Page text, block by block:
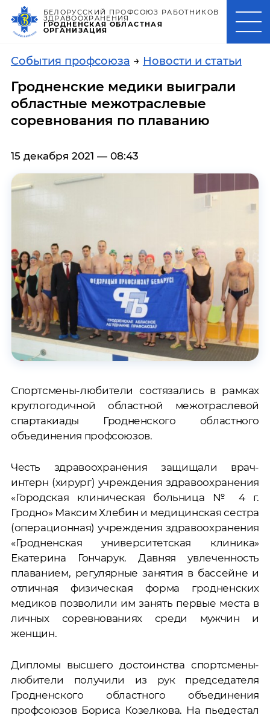
БЕЛОРУССКИЙ ПРОФСОЮЗ РАБОТНИКОВ
ЗДРАВООХРАНЕНИЯ
ГРОДНЕНСКАЯ ОБЛАСТНАЯ
ОРГАНИЗАЦИЯ
События профсоюза → Новости и статьи
Гродненские медики выиграли
областные межотраслевые
соревнования по плаванию
15 декабря 2021 — 08:43
Спортсмены-любители состязались в рамках
круглогодичной областной межотраслевой
спартакиады Гродненского областного
объединения профсоюзов.
Честь здравоохранения защищали врач-
интерн (хирург) учреждения здравоохранения
«Городская клиническая больница № 4 г.
Гродно» Максим Хлебин и медицинская сестра
(операционная) учреждения здравоохранения
«Гродненская университетская клиника»
Екатерина Гончарук. Давняя увлеченность
плаванием, регулярные занятия в бассейне и
отличная физическая форма гродненских
медиков позволили им занять первые места в
личных соревнованиях среди мужчин и
женщин.
Дипломы высшего достоинства спортсмены-
любители получили из рук председателя
Гродненского областного объединения
профсоюзов Бориса Козелкова. На пьедестал